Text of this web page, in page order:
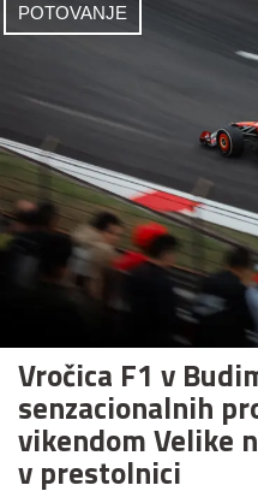
POTOVANJE
Vročica F1 v
senzacionalnih
vikendom Velike
v prestolnici